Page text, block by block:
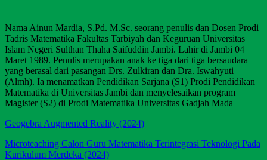
Nama Ainun Mardia, S.Pd. M.Sc. seorang penulis dan Dosen Prodi
Tadris Matematika Fakultas Tarbiyah dan Keguruan Universitas
Islam Negeri Sulthan Thaha Saifuddin Jambi. Lahir di Jambi 04
Maret 1989. Penulis merupakan anak ke tiga dari tiga bersaudara
yang berasal dari pasangan Drs. Zulkiran dan Dra. Iswahyuti
(Almh). Ia menamatkan Pendidikan Sarjana (S1) Prodi Pendidikan
Matematika di Universitas Jambi dan menyelesaikan program
Magister (S2) di Prodi Matematika Universitas Gadjah Mada
Geogebra Augmented Reality (2024)
Microteaching Calon Guru Matematika Terintegrasi Teknologi Pada
Kurikulum Merdeka (2024)